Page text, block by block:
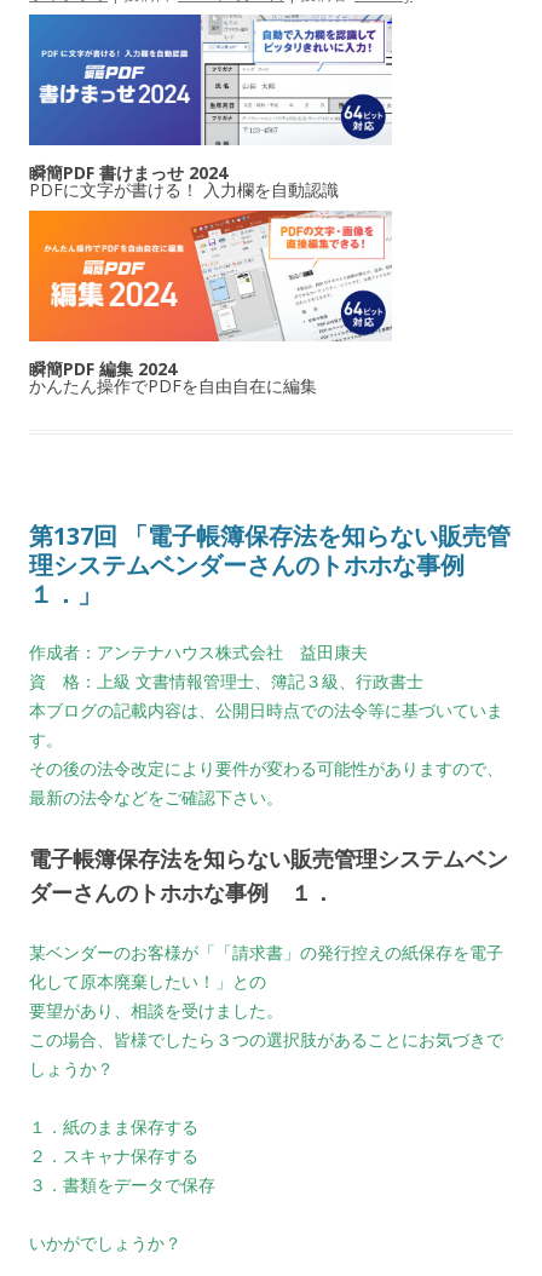
瞬簡PDF 書けまっせ 2024
PDFに文字が書ける！ 入力欄を自動認識
瞬簡PDF 編集 2024
かんたん操作でPDFを自由自在に編集
第137回 「電子帳簿保存法を知らない販売管
理システムベンダーさんのトホホな事例
１．」
作成者：アンテナハウス株式会社 益田康夫
資 格：上級 文書情報管理士、簿記３級、行政書士
本ブログの記載内容は、公開日時点での法令等に基づいていま
す。
その後の法令改定により要件が変わる可能性がありますので、
最新の法令などをご確認下さい。
電子帳簿保存法を知らない販売管理システムベン
ダーさんのトホホな事例 １．
某ベンダーのお客様が「「請求書」の発行控えの紙保存を電子
化して原本廃棄したい！」との
要望があり、相談を受けました。
この場合、皆様でしたら３つの選択肢があることにお気づきで
しょうか？
１．紙のまま保存する
２．スキャナ保存する
３．書類をデータで保存
いかがでしょうか？